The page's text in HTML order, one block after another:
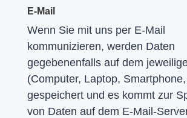
E-Mail
Wenn Sie mit uns per E-Mail
kommunizieren, werden Daten
gegebenenfalls auf dem
(Computer, Laptop,
gespeichert und es kommt zur
von Daten auf dem E-Mail-